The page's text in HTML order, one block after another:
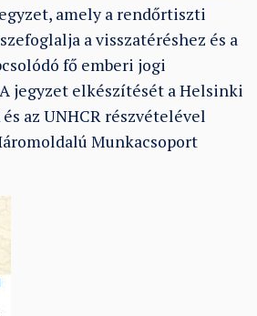
amely a rendőrtiszti
a visszatéréshez és a
fő emberi jogi
jegyzet elkészítését a Helsinki
az UNHCR részvételével
Munkacsoport